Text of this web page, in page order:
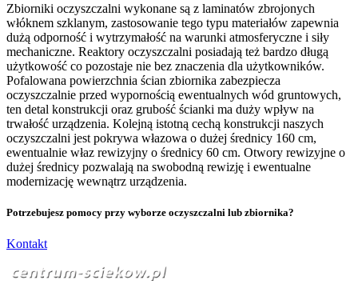
Zbiorniki oczyszczalni wykonane są z laminatów zbrojonych
włóknem szklanym, zastosowanie tego typu materiałów zapewnia
dużą odporność i wytrzymałość na warunki atmosferyczne i siły
mechaniczne. Reaktory oczyszczalni posiadają też bardzo długą
użytkowość co pozostaje nie bez znaczenia dla użytkowników.
Pofalowana powierzchnia ścian zbiornika zabezpiecza
oczyszczalnie przed wypornością ewentualnych wód gruntowych,
ten detal konstrukcji oraz grubość ścianki ma duży wpływ na
trwałość urządzenia. Kolejną istotną cechą konstrukcji naszych
oczyszczalni jest pokrywa włazowa o dużej średnicy 160 cm,
ewentualnie właz rewizyjny o średnicy 60 cm. Otwory rewizyjne o
dużej średnicy pozwalają na swobodną rewizję i ewentualne
modernizację wewnątrz urządzenia.
Potrzebujesz pomocy przy wyborze oczyszczalni lub zbiornika?
Kontakt